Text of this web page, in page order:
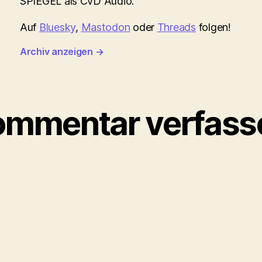
Auf Bluesky, Mastodon oder Threads folgen!
Archiv anzeigen →